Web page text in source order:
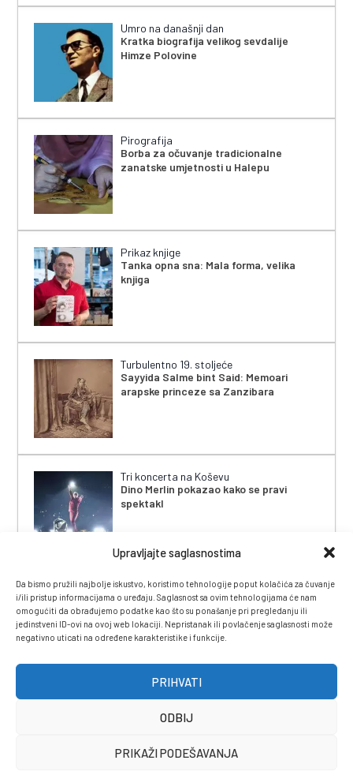
Upravljajte saglasnostima
Da bismo pružili najbolje iskustvo, koristimo tehnologije poput kolačića za čuvanje
i/ili pristup informacijama o uređaju. Saglasnost sa ovim tehnologijama će nam
omogućiti da obrađujemo podatke kao što su ponašanje pri pregledanju ili
jedinstveni ID-ovi na ovoj web lokaciji. Nepristanak ili povlačenje saglasnosti može
negativno uticati na određene karakteristike i funkcije.
PRIHVATI
ODBIJ
PRIKAŽI PODEŠAVANJA
Umro na današnji dan
Kratka biografija velikog sevdalije
Himze Polovine
Pirografija
Borba za očuvanje tradicionalne
zanatske umjetnosti u Halepu
Prikaz knjige
Tanka opna sna: Mala forma, velika
knjiga
Turbulentno 19. stoljeće
Sayyida Salme bint Said: Memoari
arapske princeze sa Zanzibara
Tri koncerta na Koševu
Dino Merlin pokazao kako se pravi
spektakl
KONTAKT